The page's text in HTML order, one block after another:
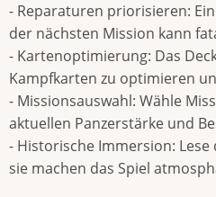
- Reparaturen priorisieren:
der nächsten Mission kann
- Kartenoptimierung: Das
Kampfkarten zu optimieren
- Missionsauswahl: Wähle
aktuellen Panzerstärke und
- Historische Immersion:
sie machen das Spiel